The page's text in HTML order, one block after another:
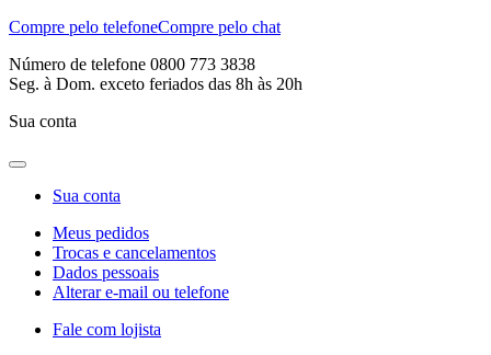
Compre pelo telefoneCompre pelo chat
Número de telefone 0800 773 3838
Seg. à Dom. exceto feriados das 8h às 20h
Sua conta
Sua conta
Meus pedidos
Trocas e cancelamentos
Dados pessoais
Alterar e-mail ou telefone
Fale com lojista